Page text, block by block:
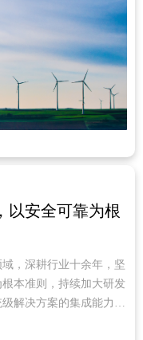
以安全可靠为根
，深耕行业十余年，坚
本准则，持续加大研发
解决方案的集成能力与